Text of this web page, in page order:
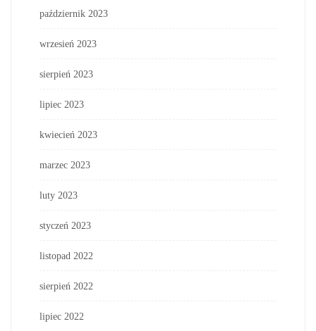
październik 2023
wrzesień 2023
sierpień 2023
lipiec 2023
kwiecień 2023
marzec 2023
luty 2023
styczeń 2023
listopad 2022
sierpień 2022
lipiec 2022